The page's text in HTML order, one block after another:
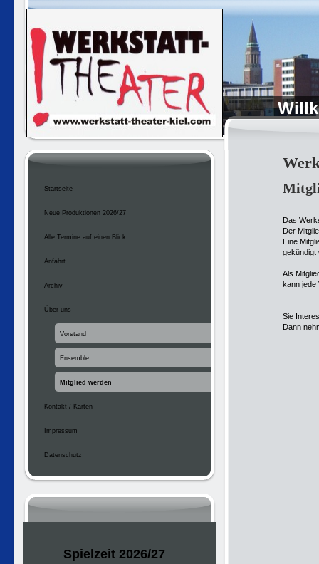
Das
Der
Eine
gekündigt
Als
kann jede
Sie
Dann
Startseite
Neue Produktionen 2026/27
Alle Termine auf einen Blick
Anfahrt
Archiv
Über uns
Vorstand
Ensemble
Mitglied werden
Kontakt / Karten
Impressum
Datenschutz
Spielzeit 2026/27